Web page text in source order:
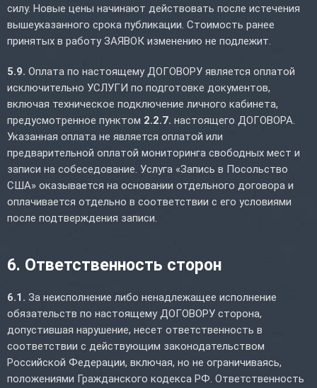
силу. Новые цены начинают действовать после истечения
вышеуказанного срока публикации. Стоимость ранее
принятых в работу ЗАЯВОК изменению не подлежит.
5.9. Оплата по настоящему ДОГОВОРУ является оплатой
исключительно УСЛУГИ по подготовке документов,
включая техническое подключение личного кабинета,
предусмотренное пунктом 2.2.7. настоящего ДОГОВОРА.
Указанная оплата не является оплатой или
предварительной оплатой мониторинга свободных мест и
записи на собеседование. Услуга «Запись в Посольство
США» оказывается на основании отдельного договора и
оплачивается отдельно в соответствии с его условиями
после подтверждения записи.
6. Ответственность сторон
6.1. За неисполнение либо ненадлежащее исполнение
обязательств по настоящему ДОГОВОРУ сторона,
допустившая нарушение, несет ответственность в
соответствии с действующим законодательством
Российской Федерации, включая, но не ограничиваясь,
положениями Гражданского кодекса РФ. Ответственность